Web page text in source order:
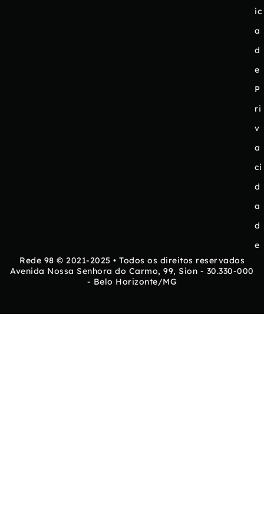
ic
a
d
e
P
ri
v
a
ci
d
a
d
e
Rede 98 © 2021-2025 • Todos os direitos reservados
Avenida Nossa Senhora do Carmo, 99, Sion - 30.330-000
- Belo Horizonte/MG